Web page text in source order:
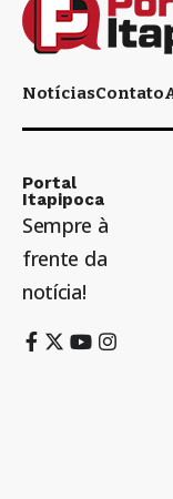
NotíciasContato
Portal
Itapipoca
Sempre à
frente da
notícia!